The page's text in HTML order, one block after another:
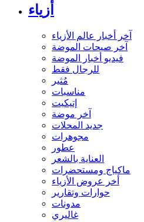
أزياء
آخر أخبار عالم الأزياء
آخر صيحات الموضة
فيديو أخبار الموضة
للرجال فقط
مُثير
مناسبات
إتيكيت
آخر موضة
جديد المحلات
مجوهرات
عطور
العناية بالشعر
ماكياج ومستحضرات
أخر عروض الأزياء
حوارات وتقارير
مدونات
غاليري